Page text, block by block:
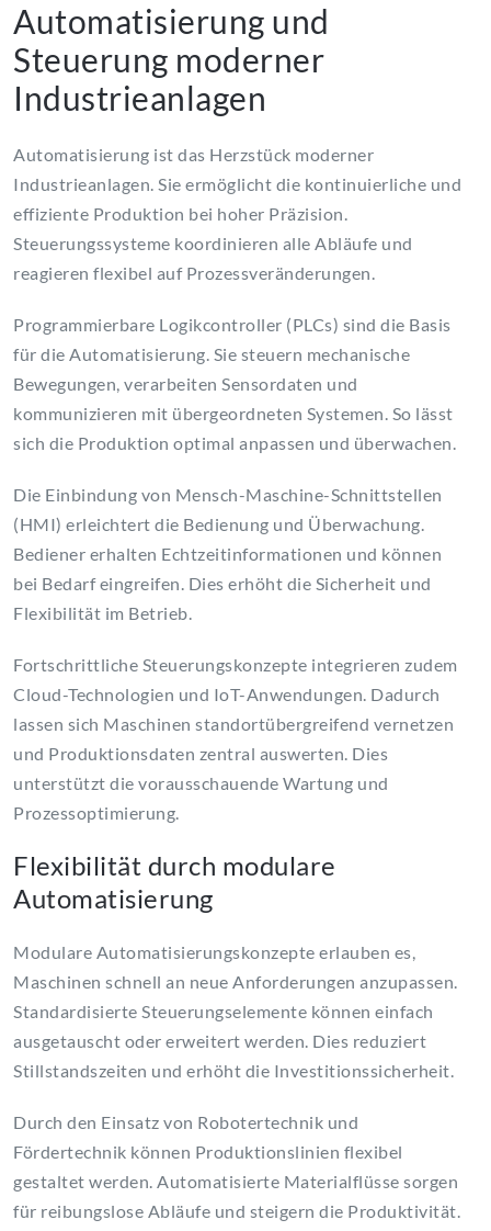
Automatisierung und
Steuerung moderner
Industrieanlagen
Automatisierung ist das Herzstück moderner
Industrieanlagen. Sie ermöglicht die kontinuierliche und
effiziente Produktion bei hoher Präzision.
Steuerungssysteme koordinieren alle Abläufe und
reagieren flexibel auf Prozessveränderungen.
Programmierbare Logikcontroller (PLCs) sind die Basis
für die Automatisierung. Sie steuern mechanische
Bewegungen, verarbeiten Sensordaten und
kommunizieren mit übergeordneten Systemen. So lässt
sich die Produktion optimal anpassen und überwachen.
Die Einbindung von Mensch-Maschine-Schnittstellen
(HMI) erleichtert die Bedienung und Überwachung.
Bediener erhalten Echtzeitinformationen und können
bei Bedarf eingreifen. Dies erhöht die Sicherheit und
Flexibilität im Betrieb.
Fortschrittliche Steuerungskonzepte integrieren zudem
Cloud-Technologien und IoT-Anwendungen. Dadurch
lassen sich Maschinen standortübergreifend vernetzen
und Produktionsdaten zentral auswerten. Dies
unterstützt die vorausschauende Wartung und
Prozessoptimierung.
Flexibilität durch modulare
Automatisierung
Modulare Automatisierungskonzepte erlauben es,
Maschinen schnell an neue Anforderungen anzupassen.
Standardisierte Steuerungselemente können einfach
ausgetauscht oder erweitert werden. Dies reduziert
Stillstandszeiten und erhöht die Investitionssicherheit.
Durch den Einsatz von Robotertechnik und
Fördertechnik können Produktionslinien flexibel
gestaltet werden. Automatisierte Materialflüsse sorgen
für reibungslose Abläufe und steigern die Produktivität.